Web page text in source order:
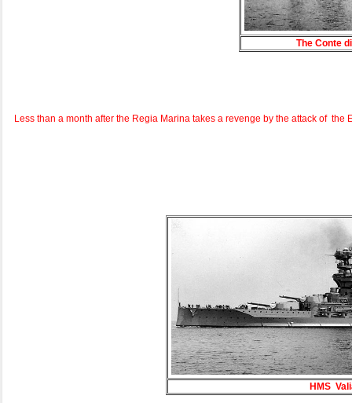
The Conte
Less than a month after the Regia Marina takes a revenge by the attack of the
HMS